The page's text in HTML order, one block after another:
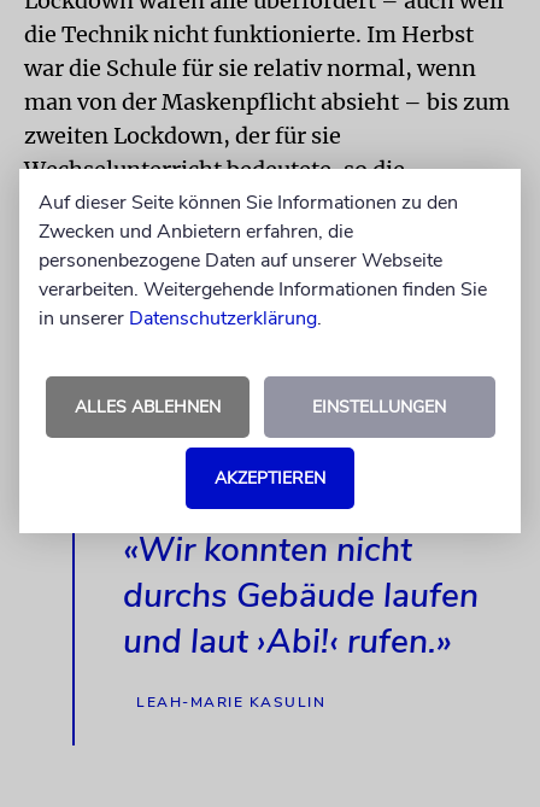
die Technik nicht funktionierte. Im Herbst
war die Schule für sie relativ normal, wenn
man von der Maskenpflicht absieht – bis zum
zweiten Lockdown, der für sie
Wechselunterricht bedeutete, so die
Abiturientin des Sophie-Charlotte-
Gymnasiums.
«Aber meine Noten wurden dennoch besser»,
meint sie. Allerdings hat sie noch zwei
Abiklausur, Englisch sogar 330 Minuten – so
lange musste sie mit einer Maske die Arbeit
schreiben, was ihr Kopfschmerzen bescherte.
«Wir konnten nicht
durchs Gebäude laufen
und laut ›Abi!‹ rufen.»
LEAH-MARIE KASULIN
Auf dieser Seite können Sie Informationen zu den
Zwecken und Anbietern erfahren, die
personenbezogene Daten auf unserer Webseite
verarbeiten. Weitergehende Informationen finden Sie
in unserer Datenschutzerklärung.
ALLES ABLEHNEN EINSTELLUNGEN
AKZEPTIEREN